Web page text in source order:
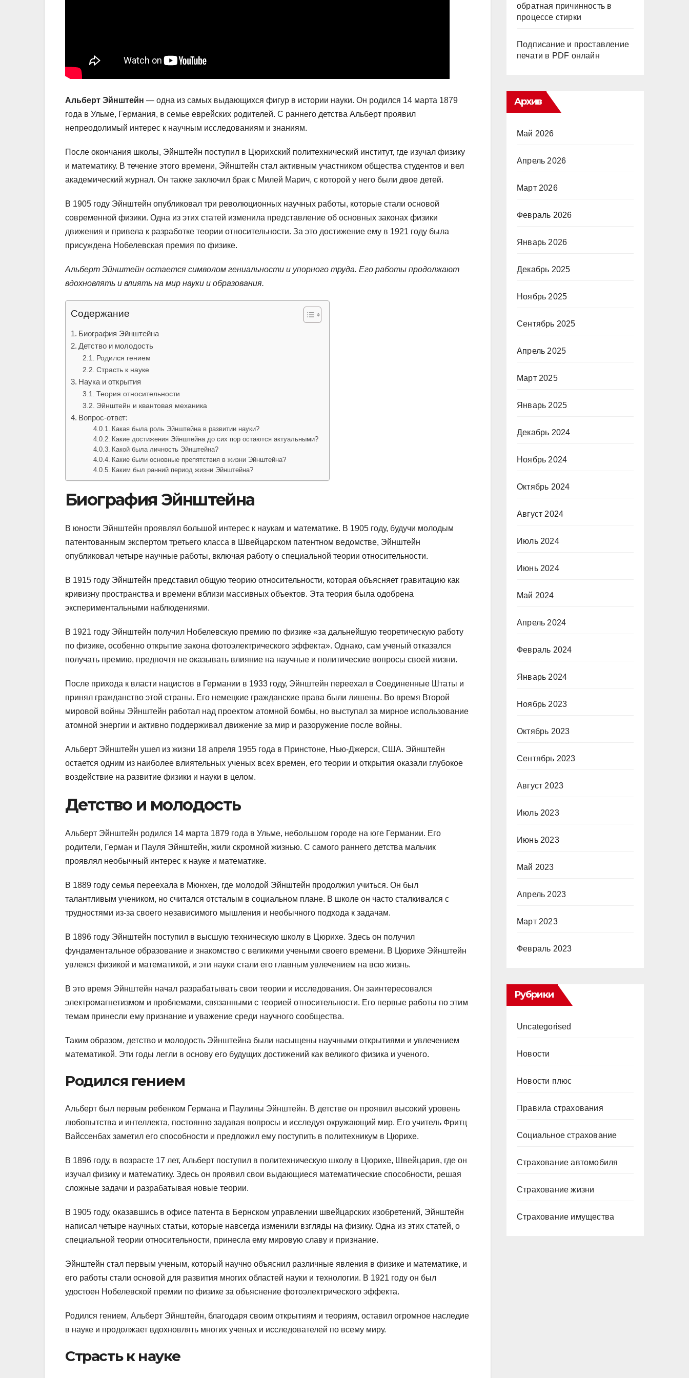
Альберт Эйнштейн — одна из самых выдающихся фигур в истории науки. Он родился 14 марта 1879
года в Ульме, Германия, в семье еврейских родителей. С раннего детства Альберт проявил
непреодолимый интерес к научным исследованиям и знаниям.
После окончания школы, Эйнштейн поступил в Цюрихский политехнический институт, где изучал физику
и математику. В течение этого времени, Эйнштейн стал активным участником общества студентов и вел
академический журнал. Он также заключил брак с Милей Марич, с которой у него были двое детей.
В 1905 году Эйнштейн опубликовал три революционных научных работы, которые стали основой
современной физики. Одна из этих статей изменила представление об основных законах физики
движения и привела к разработке теории относительности. За это достижение ему в 1921 году была
присуждена Нобелевская премия по физике.
Альберт Эйнштейн остается символом гениальности и упорного труда. Его работы продолжают
вдохновлять и влиять на мир науки и образования.
Содержание
Биография Эйнштейна
Детство и молодость
Родился гением
Страсть к науке
Наука и открытия
Теория относительности
Эйнштейн и квантовая механика
Вопрос-ответ:
Какая была роль Эйнштейна в развитии науки?
Какие достижения Эйнштейна до сих пор остаются актуальными?
Какой была личность Эйнштейна?
Какие были основные препятствия в жизни Эйнштейна?
Каким был ранний период жизни Эйнштейна?
Биография Эйнштейна
В юности Эйнштейн проявлял большой интерес к наукам и математике. В 1905 году, будучи молодым
патентованным экспертом третьего класса в Швейцарском патентном ведомстве, Эйнштейн
опубликовал четыре научные работы, включая работу о специальной теории относительности.
В 1915 году Эйнштейн представил общую теорию относительности, которая объясняет гравитацию как
кривизну пространства и времени вблизи массивных объектов. Эта теория была одобрена
экспериментальными наблюдениями.
В 1921 году Эйнштейн получил Нобелевскую премию по физике «за дальнейшую теоретическую работу
по физике, особенно открытие закона фотоэлектрического эффекта». Однако, сам ученый отказался
получать премию, предпочтя не оказывать влияние на научные и политические вопросы своей жизни.
После прихода к власти нацистов в Германии в 1933 году, Эйнштейн переехал в Соединенные Штаты и
принял гражданство этой страны. Его немецкие гражданские права были лишены. Во время Второй
мировой войны Эйнштейн работал над проектом атомной бомбы, но выступал за мирное использование
атомной энергии и активно поддерживал движение за мир и разоружение после войны.
Альберт Эйнштейн ушел из жизни 18 апреля 1955 года в Принстоне, Нью-Джерси, США. Эйнштейн
остается одним из наиболее влиятельных ученых всех времен, его теории и открытия оказали глубокое
воздействие на развитие физики и науки в целом.
Детство и молодость
Альберт Эйнштейн родился 14 марта 1879 года в Ульме, небольшом городе на юге Германии. Его
родители, Герман и Пауля Эйнштейн, жили скромной жизнью. С самого раннего детства мальчик
проявлял необычный интерес к науке и математике.
В 1889 году семья переехала в Мюнхен, где молодой Эйнштейн продолжил учиться. Он был
талантливым учеником, но считался отсталым в социальном плане. В школе он часто сталкивался с
трудностями из-за своего независимого мышления и необычного подхода к задачам.
В 1896 году Эйнштейн поступил в высшую техническую школу в Цюрихе. Здесь он получил
фундаментальное образование и знакомство с великими учеными своего времени. В Цюрихе Эйнштейн
увлекся физикой и математикой, и эти науки стали его главным увлечением на всю жизнь.
В это время Эйнштейн начал разрабатывать свои теории и исследования. Он заинтересовался
электромагнетизмом и проблемами, связанными с теорией относительности. Его первые работы по этим
темам принесли ему признание и уважение среди научного сообщества.
Таким образом, детство и молодость Эйнштейна были насыщены научными открытиями и увлечением
математикой. Эти годы легли в основу его будущих достижений как великого физика и ученого.
Родился гением
Альберт был первым ребенком Германа и Паулины Эйнштейн. В детстве он проявил высокий уровень
любопытства и интеллекта, постоянно задавая вопросы и исследуя окружающий мир. Его учитель Фритц
Вайссенбах заметил его способности и предложил ему поступить в политехникум в Цюрихе.
В 1896 году, в возрасте 17 лет, Альберт поступил в политехническую школу в Цюрихе, Швейцария, где он
изучал физику и математику. Здесь он проявил свои выдающиеся математические способности, решая
сложные задачи и разрабатывая новые теории.
В 1905 году, оказавшись в офисе патента в Бернском управлении швейцарских изобретений, Эйнштейн
написал четыре научных статьи, которые навсегда изменили взгляды на физику. Одна из этих статей, о
специальной теории относительности, принесла ему мировую славу и признание.
Эйнштейн стал первым ученым, который научно объяснил различные явления в физике и математике, и
его работы стали основой для развития многих областей науки и технологии. В 1921 году он был
удостоен Нобелевской премии по физике за объяснение фотоэлектрического эффекта.
Родился гением, Альберт Эйнштейн, благодаря своим открытиям и теориям, оставил огромное наследие
в науке и продолжает вдохновлять многих ученых и исследователей по всему миру.
Страсть к науке
обратная причинность в
процессе стирки
Подписание и проставление
печати в PDF онлайн
Архив
Май 2026
Апрель 2026
Март 2026
Февраль 2026
Январь 2026
Декабрь 2025
Ноябрь 2025
Сентябрь 2025
Апрель 2025
Март 2025
Январь 2025
Декабрь 2024
Ноябрь 2024
Октябрь 2024
Август 2024
Июль 2024
Июнь 2024
Май 2024
Апрель 2024
Февраль 2024
Январь 2024
Ноябрь 2023
Октябрь 2023
Сентябрь 2023
Август 2023
Июль 2023
Июнь 2023
Май 2023
Апрель 2023
Март 2023
Февраль 2023
Рубрики
Uncategorised
Новости
Новости плюс
Правила страхования
Социальное страхование
Страхование автомобиля
Страхование жизни
Страхование имущества